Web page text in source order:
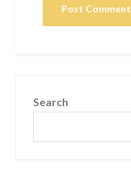
Search